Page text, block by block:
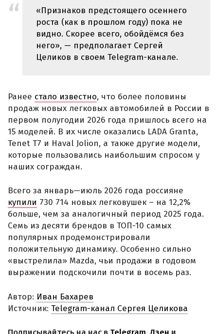
«Признаков предстоящего осеннего
роста (как в прошлом году) пока не
видно. Скорее всего, обойдёмся без
него», — предполагает Сергей
Целиков в своем Telegram-канале.
Ранее стало известно, что более половины
продаж новых легковых автомобилей в России в
первом полугодии 2026 года пришлось всего на
15 моделей. В их числе оказались LADA Granta,
Tenet T7 и Haval Jolion, а также другие модели,
которые пользовались наибольшим спросом у
наших сограждан.
Всего за январь—июль 2026 года россияне
купили 730 714 новых легковушек – на 12,2%
больше, чем за аналогичный период 2025 года.
Семь из десяти брендов в ТОП-10 самых
популярных продемонстрировали
положительную динамику. Особенно сильно
«выстрелила» Mazda, чьи продажи в годовом
выражении подскочили почти в восемь раз.
Автор: Иван Бахарев
Источник: Telegram-канал Сергея Целикова